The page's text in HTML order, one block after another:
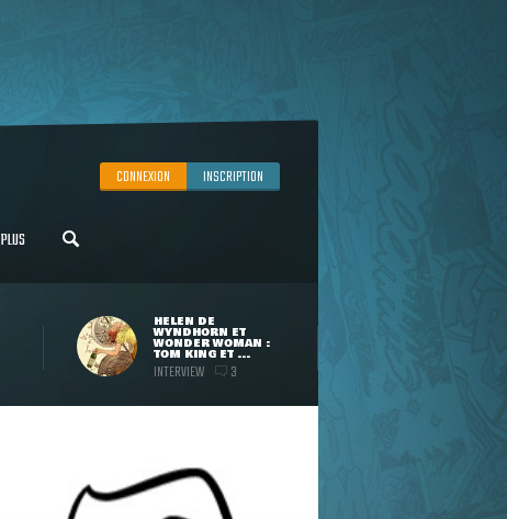
CONNEXION INSCRIPTION
PLUS
HELEN DE
WYNDHORN ET
WONDER WOMAN :
TOM KING ET ...
INTERVIEW 3